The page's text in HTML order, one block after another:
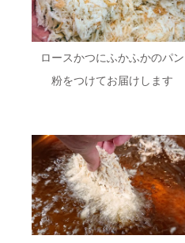
ロースかつにふかふかのパン
粉をつけてお届けします